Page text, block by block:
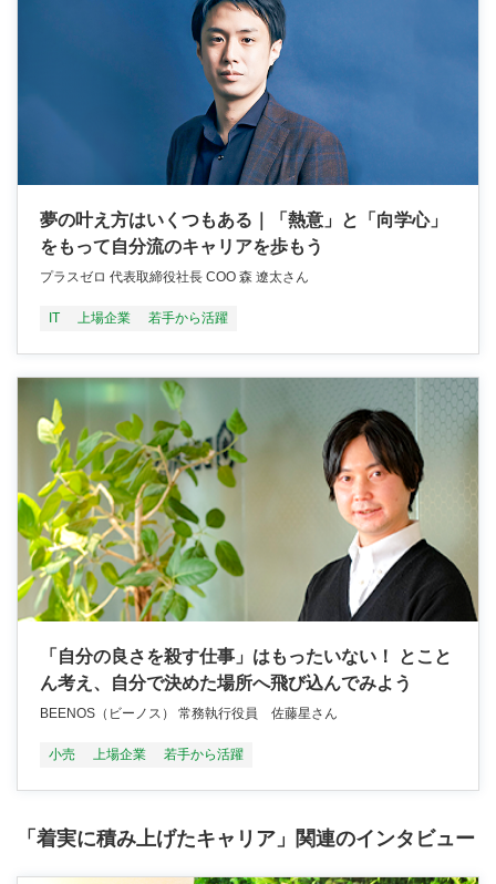
夢の叶え方はいくつもある｜「熱意」と「向学心」
をもって自分流のキャリアを歩もう
プラスゼロ 代表取締役社長 COO 森 遼太さん
IT 上場企業 若手から活躍
「自分の良さを殺す仕事」はもったいない！ とこと
ん考え、自分で決めた場所へ飛び込んでみよう
BEENOS（ビーノス） 常務執行役員 佐藤星さん
小売 上場企業 若手から活躍
「着実に積み上げたキャリア」関連のインタビュー